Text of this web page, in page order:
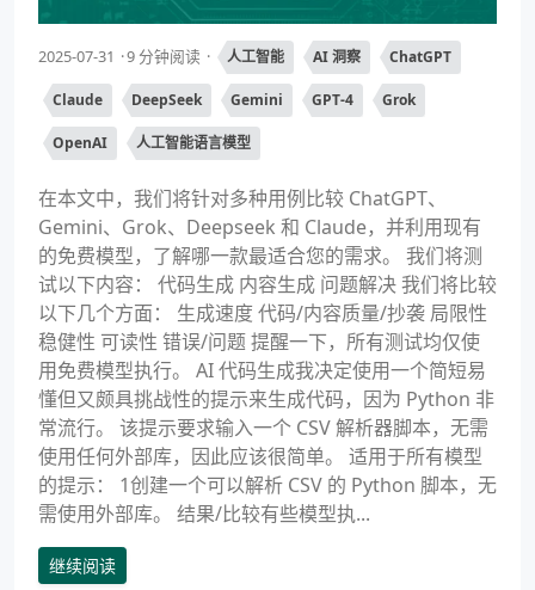
2025-07-31 9 分钟阅读 人工智能 AI 洞察 ChatGPT
Claude DeepSeek Gemini GPT-4 Grok
OpenAI 人工智能语言模型
在本文中，我们将针对多种用例比较 ChatGPT、
Gemini、Grok、Deepseek 和 Claude，并利用现有
的免费模型，了解哪一款最适合您的需求。 我们将测
试以下内容： 代码生成 内容生成 问题解决 我们将比较
以下几个方面： 生成速度 代码/内容质量/抄袭 局限性
稳健性 可读性 错误/问题 提醒一下，所有测试均仅使
用免费模型执行。 AI 代码生成我决定使用一个简短易
懂但又颇具挑战性的提示来生成代码，因为 Python 非
常流行。 该提示要求输入一个 CSV 解析器脚本，无需
使用任何外部库，因此应该很简单。 适用于所有模型
的提示： 1创建一个可以解析 CSV 的 Python 脚本，无
需使用外部库。 结果/比较有些模型执...
继续阅读